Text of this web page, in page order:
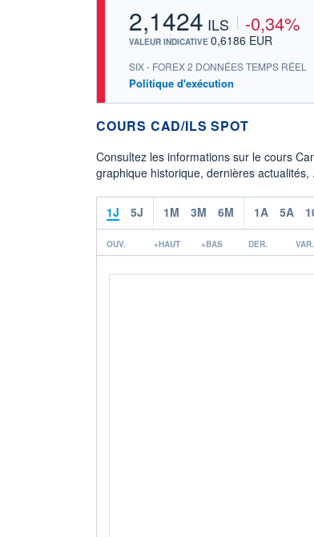
2,1424 ILS -0,34%
VALEUR INDICATIVE 0,6186 EUR
SIX - FOREX 2 DONNÉES TEMPS RÉEL
Politique d'exécution
COURS CAD/ILS SPOT
Consultez les informations sur le cours
graphique historique, dernières actualités,
1J 5J 1M 3M 6M 1A 5A
OUV. +HAUT +BAS DER. VAR.